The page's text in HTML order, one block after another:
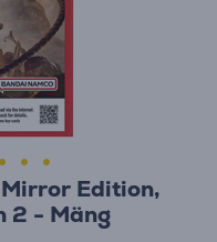
Edition,
2 - Mäng